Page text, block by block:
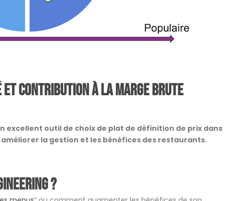
et contribution à la marge brute
excellent outil de choix de plat de définition de prix dans
la gestion et les bénéfices des restaurants.
?